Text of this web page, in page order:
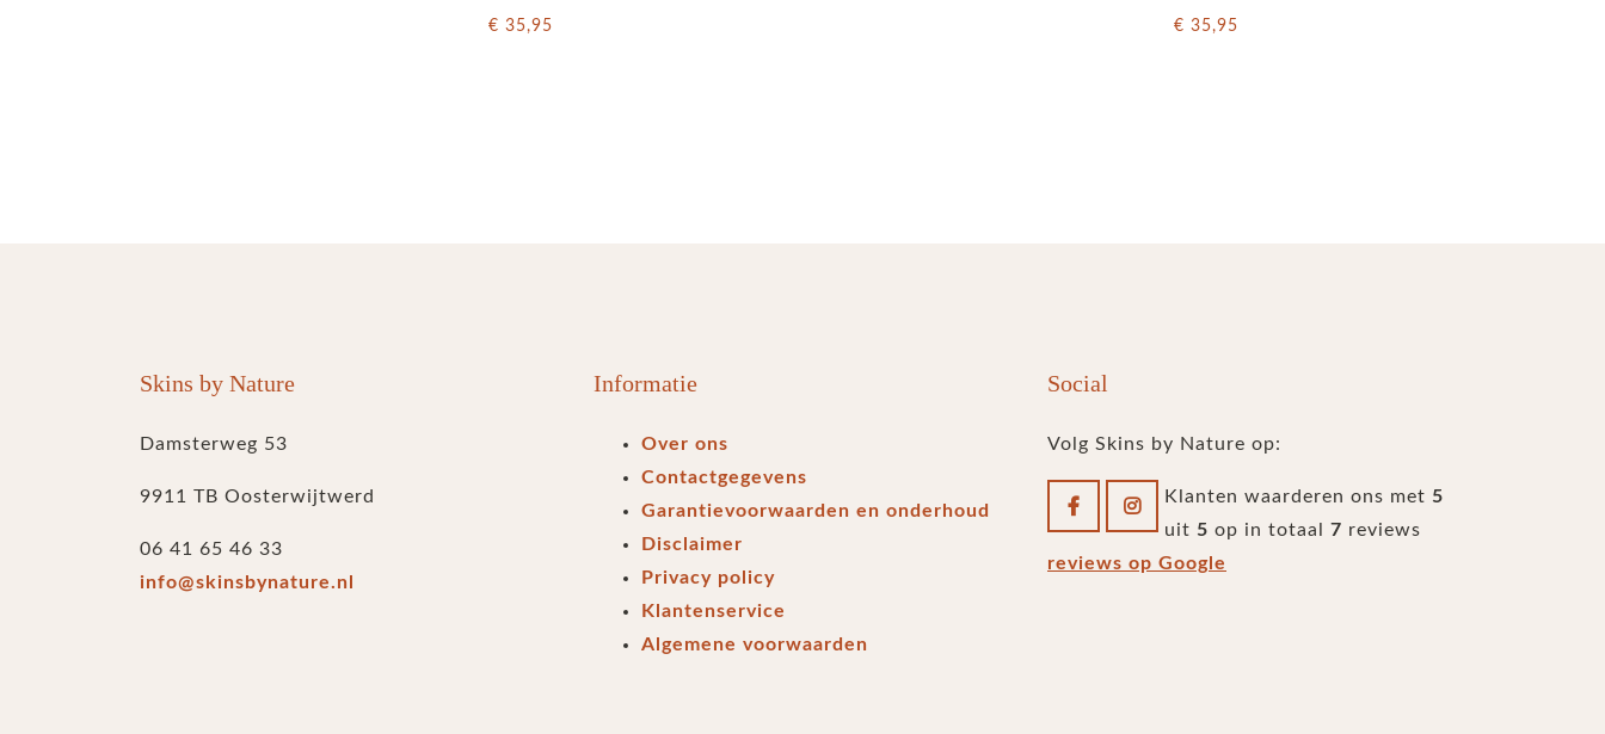
€ 35,95 € 35,95
Skins by Nature
Damsterweg 53
9911 TB Oosterwijtwerd
06 41 65 46 33
info@skinsbynature.nl
Informatie
Over ons
Contactgegevens
Garantievoorwaarden en onderhoud
Disclaimer
Privacy policy
Klantenservice
Algemene voorwaarden
Social
Volg Skins by Nature op:
Klanten waarderen ons met 5
uit 5 op in totaal 7 reviews
reviews op Google